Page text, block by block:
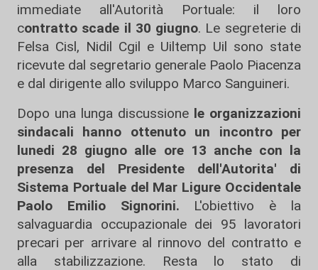
immediate all'Autorità Portuale: il loro
contratto scade il 30 giugno. Le segreterie di
Felsa Cisl, Nidil Cgil e Uiltemp Uil sono state
ricevute dal segretario generale Paolo Piacenza
e dal dirigente allo sviluppo Marco Sanguineri.
Dopo una lunga discussione le organizzazioni
sindacali hanno ottenuto un incontro per
lunedi 28 giugno alle ore 13 anche con la
presenza del Presidente dell'Autorita' di
Sistema Portuale del Mar Ligure Occidentale
Paolo Emilio Signorini. L'obiettivo è la
salvaguardia occupazionale dei 95 lavoratori
precari per arrivare al rinnovo del contratto e
alla stabilizzazione. Resta lo stato di